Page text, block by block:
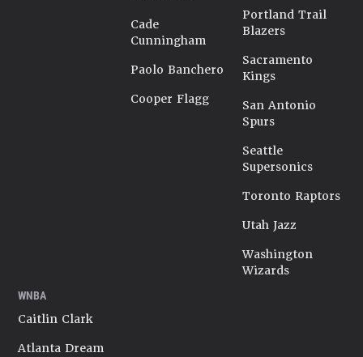
Cade
Cunningham
Paolo Banchero
Cooper Flagg
Portland Trail
Blazers
Sacramento
Kings
San Antonio
Spurs
Seattle
Supersonics
Toronto Raptors
Utah Jazz
Washington
Wizards
WNBA
Caitlin Clark
Atlanta Dream